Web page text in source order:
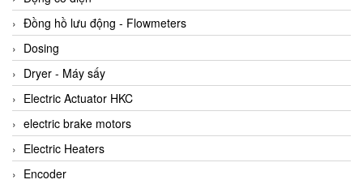
AND Vietnam
ANDERSON-NEGELE
ANDILOG Technologies Vietnam
Anritsu
ANTEC S.A
Antico pumps
Anybus/ HMS
Đồng hồ lưu động - Flowmeters
Dosing
Dryer - Máy sấy
Electric Actuator HKC
electric brake motors
Electric Heaters
Encoder